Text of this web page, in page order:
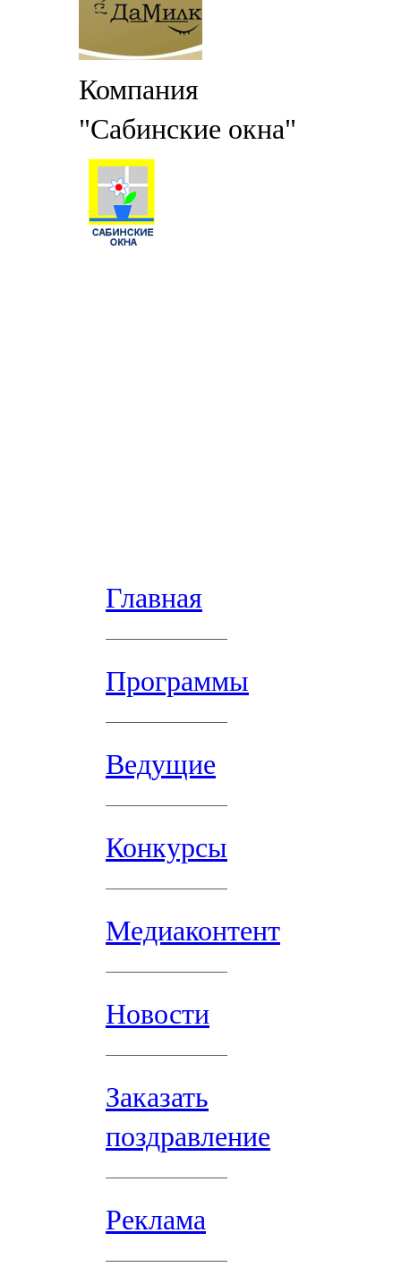
Компания
"Сабинские окна"
Главная
Программы
Ведущие
Конкурсы
Медиаконтент
Новости
Заказать
поздравление
Реклама